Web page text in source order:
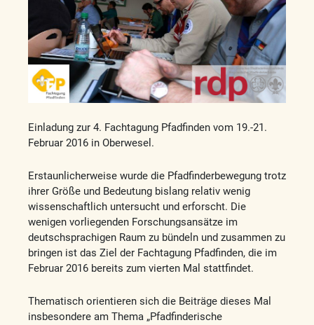
Einladung zur 4. Fachtagung Pfadfinden vom 19.-21.
Februar 2016 in Oberwesel.
Erstaunlicherweise wurde die Pfadfinderbewegung trotz
ihrer Größe und Bedeutung bislang relativ wenig
wissenschaftlich untersucht und erforscht. Die
wenigen vorliegenden Forschungsansätze im
deutschsprachigen Raum zu bündeln und zusammen zu
bringen ist das Ziel der Fachtagung Pfadfinden, die im
Februar 2016 bereits zum vierten Mal stattfindet.
Thematisch orientieren sich die Beiträge dieses Mal
insbesondere am Thema „Pfadfinderische